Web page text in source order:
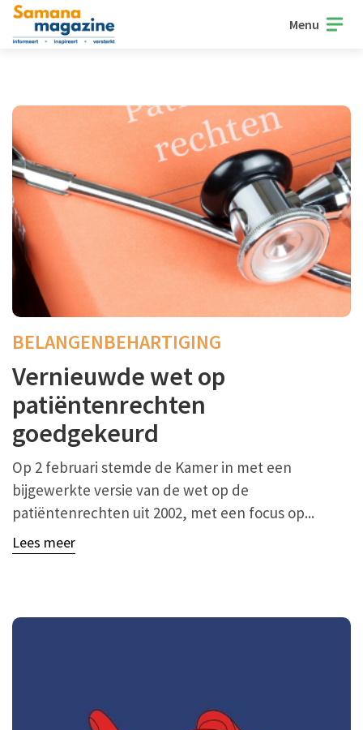
Menu
BELANGENBEHARTIGING
Vernieuwde wet op
patiëntenrechten
goedgekeurd
Op 2 februari stemde de Kamer in met een
bijgewerkte versie van de wet op de
patiëntenrechten uit 2002, met een focus op...
Lees meer